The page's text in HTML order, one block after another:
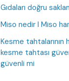
Gıdaları doğru
Miso nedir I Miso
Kesme tahtalarının
kesme tahtası
güvenli mi